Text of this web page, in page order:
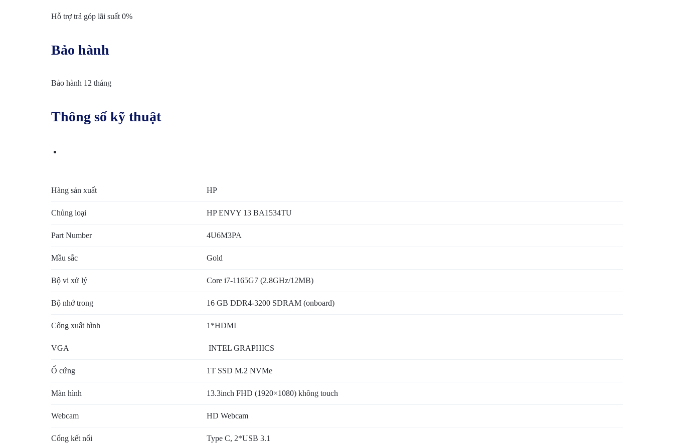
HỆ
THỐNG
MẬT
TẦNG
HIỆN
CÓ
Hỗ trợ trả góp lãi suất 0%
Bảo hành
Bảo hành 12 tháng
Thông số kỹ thuật
Hãng sản xuất HP
Chủng loại HP ENVY 13 BA1534TU
Part Number 4U6M3PA
Mầu sắc Gold
Bộ vi xử lý Core i7-1165G7 (2.8GHz/12MB)
Bộ nhớ trong 16 GB DDR4-3200 SDRAM (onboard)
Cổng xuất hình 1*HDMI
VGA INTEL GRAPHICS
Ổ cứng 1T SSD M.2 NVMe
Màn hình 13.3inch FHD (1920×1080) không touch
Webcam HD Webcam
Cổng kết nối Type C, 2*USB 3.1